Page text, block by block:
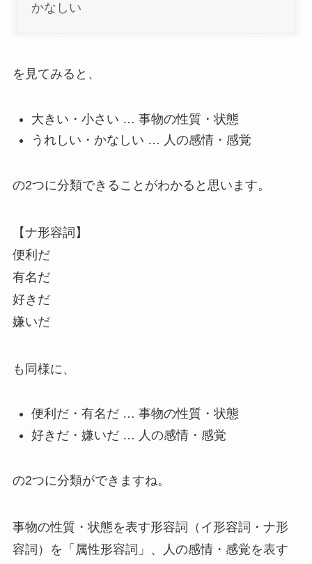
かなしい
を見てみると、
大きい・小さい … 事物の性質・状態
うれしい・かなしい … 人の感情・感覚
の2つに分類できることがわかると思います。
【ナ形容詞】
便利だ
有名だ
好きだ
嫌いだ
も同様に、
便利だ・有名だ … 事物の性質・状態
好きだ・嫌いだ … 人の感情・感覚
の2つに分類ができますね。
事物の性質・状態を表す形容詞（イ形容詞・ナ形
容詞）を「属性形容詞」、人の感情・感覚を表す